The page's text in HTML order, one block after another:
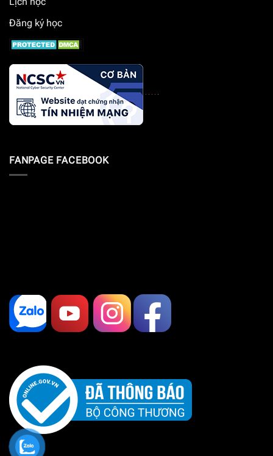
Đăng ký học
FANPAGE FACEBOOK